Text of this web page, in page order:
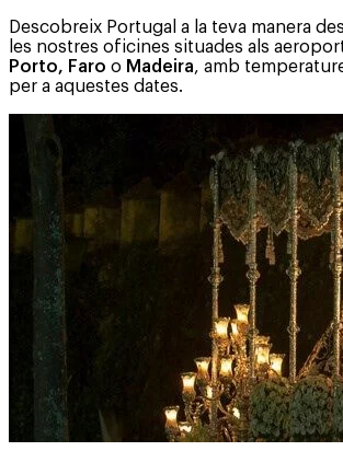
Descobreix Portugal a la teva manera
les nostres oficines situades als
Porto, Faro o Madeira, amb
per a aquestes dates.